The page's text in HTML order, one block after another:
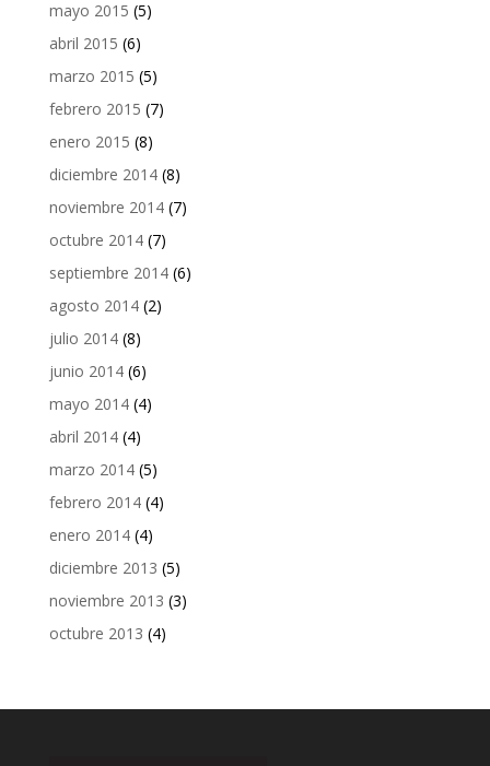
mayo 2015 (5)
abril 2015 (6)
marzo 2015 (5)
febrero 2015 (7)
enero 2015 (8)
diciembre 2014(8)
noviembre 2014(7)
octubre 2014(7)
septiembre 2014(6)
agosto 2014(2)
julio 2014(8)
junio 2014(6)
mayo 2014(4)
abril 2014(4)
marzo 2014(5)
febrero 2014(4)
enero 2014(4)
diciembre 2013 (5)
noviembre 2013 (3)
octubre 2013 (4)